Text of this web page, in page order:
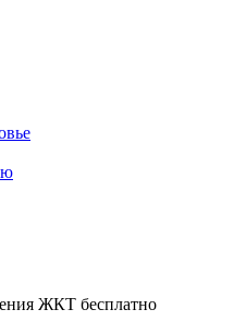
ЖКТ бесплатно